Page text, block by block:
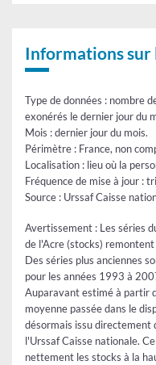
entreprise
(Acre)
stocks
ou
d'une
entreprise
(Acre)
-
stocks
Informations sur
Type de données : nombre
exonérés le dernier jour du
Mois : dernier jour du mois.
Périmètre : France, non
Localisation : lieu où la
Fréquence de mise à jour :
Source : Urssaf Caisse
Avertissement : Les séries
de l'Acre (stocks)
Des séries plus anciennes
pour les années 1993 à
Auparavant estimé à partir
moyenne passée dans le
désormais issu
l'Urssaf Caisse nationale.
nettement les stocks à la